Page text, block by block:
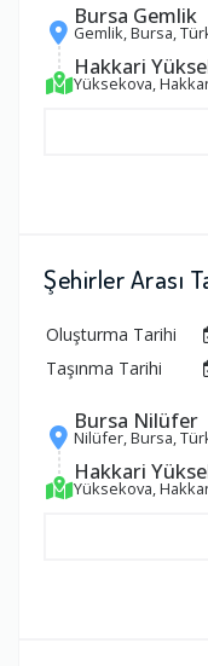
Bursa Gemlik
Gemlik, Bursa,
Hakkari
Yüksekova,
Şehirler Arası
Oluşturma Tarihi
Taşınma Tarihi
Bursa Nilüfer
Nilüfer, Bursa,
Hakkari
Yüksekova,